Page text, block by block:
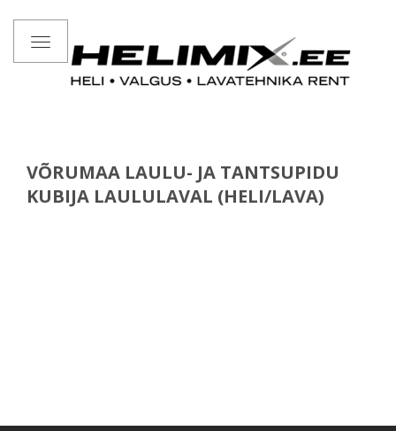
Toggle
navigation
VÕRUMAA LAULU- JA TANTSUPIDU
KUBIJA LAULULAVAL (HELI/LAVA)